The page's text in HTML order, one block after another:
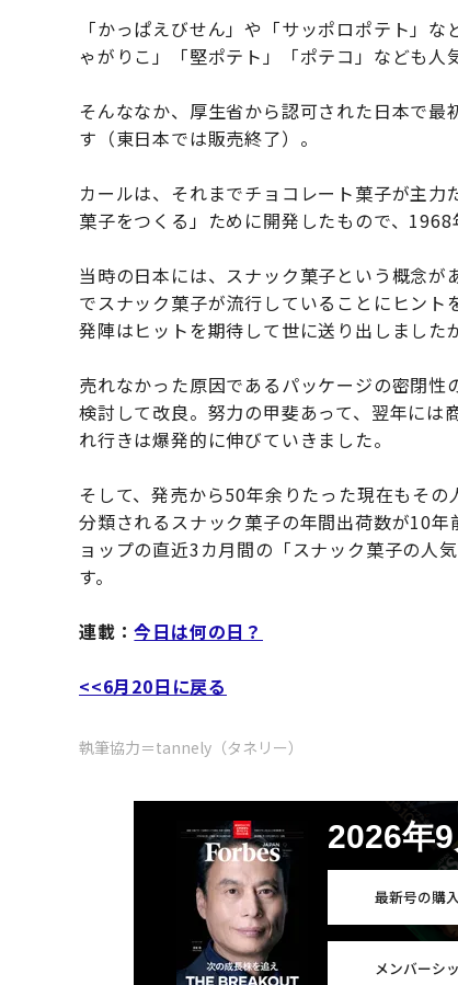
「かっぱえびせん」や「サッポロポテト」
ゃがりこ」「堅ポテト」「ポテコ」なども人
そんななか、厚生省から認可された日本で
す（東日本では販売終了）。
カールは、それまでチョコレート菓子が主
菓子をつくる」ために開発したもので、1968
当時の日本には、スナック菓子という概念
でスナック菓子が流行していることにヒン
発陣はヒットを期待して世に送り出しました
売れなかった原因であるパッケージの密閉
検討して改良。努力の甲斐あって、翌年に
れ行きは爆発的に伸びていきました。
そして、発売から50年余りたった現在もそ
分類されるスナック菓子の年間出荷数が10
ョップの直近3カ月間の「スナック菓子の人
す。
連載：今日は何の日？
<<6月20日に戻る
執筆協力＝tannely（タネリー）
2026年
最新号の購
メンバーシ